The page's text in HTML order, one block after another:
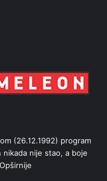
(26.12.1992) program
nije stao, a boje
Opširnije